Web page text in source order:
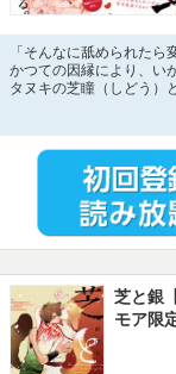
「そんなに舐められたら
かつての因縁により、い
タヌキの芝瞳（しどう）
けれど、タヌキが住む
銀弥が人間の男に身体
ガチムチタヌキ×美人ウ
おまけペーパー＆電子限
※本コンテンツには、コ
芝と銀
モア限